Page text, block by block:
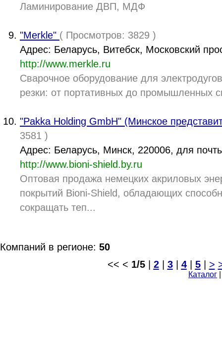
Ламинирование ДВП, МДФ
"Merkle" ( Просмотров: 3829 )
Адрес: Беларусь, Витебск, Московский
http://www.merkle.ru
Сварочное оборудование для
резки: от портативных до промышленных
"Pakka Holding GmbH" (Минское
3581 )
Адрес: Беларусь, Минск, 220006, для
http://www.bioni-shield.by.ru
Оптовая продажа немецких акриловых
покрытий Bioni-Shield, обладающих
сокращать теп...
Компаний в регионе: 50
<< < 1/5| 2| 3| 4| 5| >
Каталог